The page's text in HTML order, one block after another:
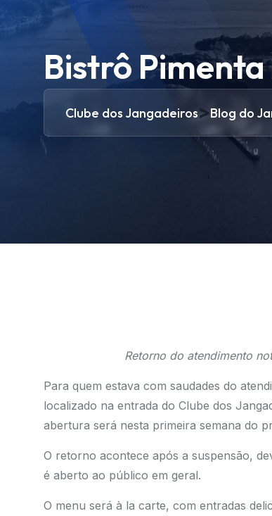
Bistrô
Clube dos Jangadeiros>Blog do
Retorno do atendimento
Para quem estava com saudades do
localizado na entrada do Clube dos
abertura será nesta primeira semana do
O retorno acontece após a suspensão,
é aberto ao público em geral.
O menu será à la carte, com entradas